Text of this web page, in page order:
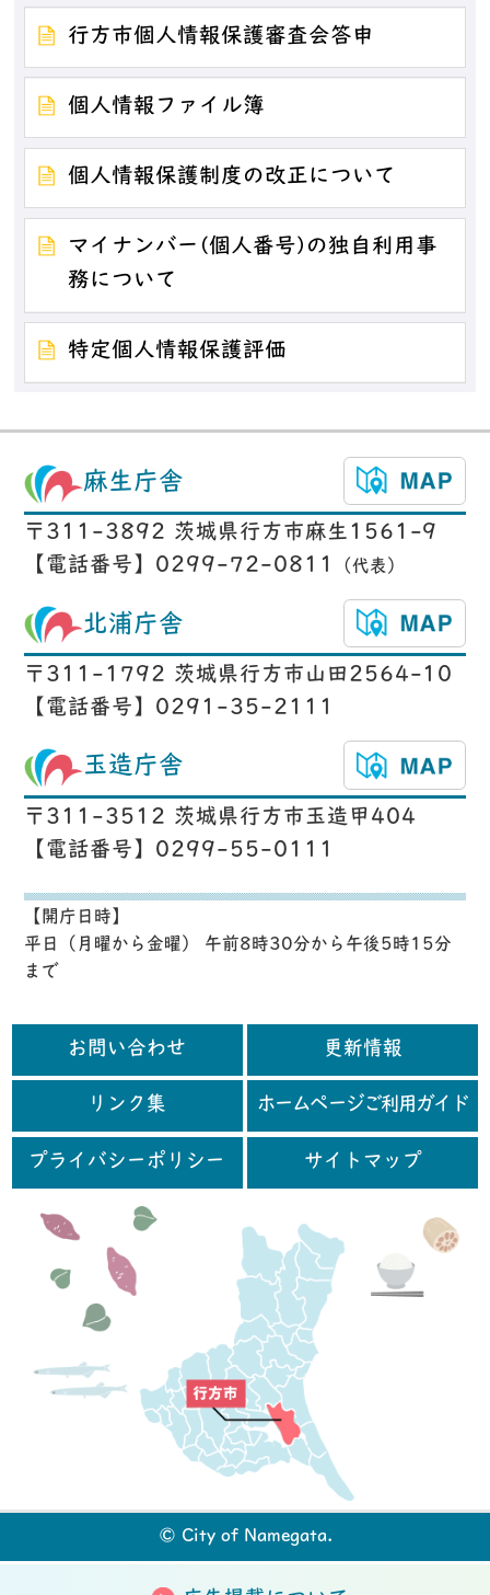
行方市個人情報保護審査会答申
個人情報ファイル簿
個人情報保護制度の改正について
マイナンバー(個人番号)の独自利用事
務について
特定個人情報保護評価
麻生庁舎
〒311-3892 茨城県行方市麻生1561-9
【電話番号】0299-72-0811
（代表）
北浦庁舎
〒311-1792 茨城県行方市山田2564-10
【電話番号】0291-35-2111
玉造庁舎
〒311-3512 茨城県行方市玉造甲404
【電話番号】0299-55-0111
【開庁日時】
平日（月曜から金曜） 午前8時30分から午後5時15分
まで
お問い合わせ 更新情報
リンク集 ホームページご利用ガイド
プライバシーポリシー サイトマップ
© City of Namegata.